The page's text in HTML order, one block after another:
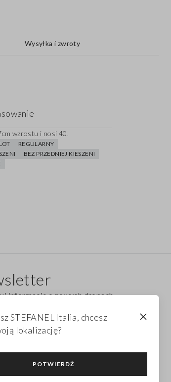
Wysyłka i zwroty
wzrostu i nosi 40.
REGULARNY
BEZ PRZEDNIEJ KIESZENI
informacje o nowych dropach,
STEFANEL Italia, chcesz
lokalizację?
POTWIERDŹ